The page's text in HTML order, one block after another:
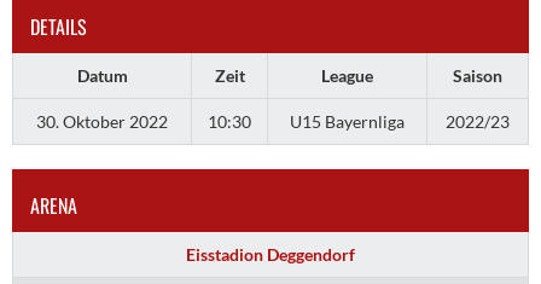
DETAILS
Datum Zeit League Saison
30. Oktober 2022 10:30 U15 Bayernliga 2022/23
ARENA
Eisstadion Deggendorf